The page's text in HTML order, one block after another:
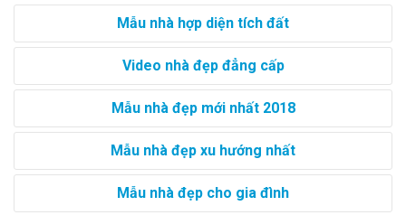
Mẫu nhà hợp diện tích đất
Video nhà đẹp đẳng cấp
Mẫu nhà đẹp mới nhất 2018
Mẫu nhà đẹp xu hướng nhất
Mẫu nhà đẹp cho gia đình